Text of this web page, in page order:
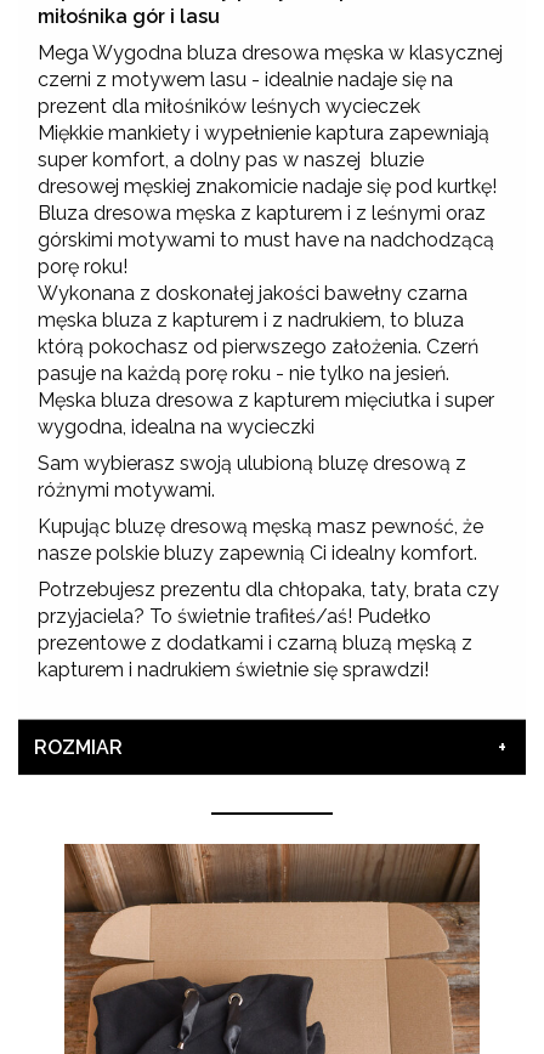
miłośnika gór i lasu
Mega Wygodna bluza dresowa męska w klasycznej
czerni z motywem lasu - idealnie nadaje się na
prezent dla miłośników leśnych wycieczek
Miękkie mankiety i wypełnienie kaptura zapewniają
super komfort, a dolny pas w naszej bluzie
dresowej męskiej znakomicie nadaje się pod kurtkę!
Bluza dresowa męska z kapturem i z leśnymi oraz
górskimi motywami to must have na nadchodzącą
porę roku!
Wykonana z doskonałej jakości bawełny czarna
męska bluza z kapturem i z nadrukiem, to bluza
którą pokochasz od pierwszego założenia. Czerń
pasuje na każdą porę roku - nie tylko na jesień.
Męska bluza dresowa z kapturem mięciutka i super
wygodna, idealna na wycieczki
Sam wybierasz swoją ulubioną bluzę dresową z
różnymi motywami.
Kupując bluzę dresową męską masz pewność, że
nasze polskie bluzy zapewnią Ci idealny komfort.
Potrzebujesz prezentu dla chłopaka, taty, brata czy
przyjaciela? To świetnie trafiłeś/aś! Pudełko
prezentowe z dodatkami i czarną bluzą męską z
kapturem i nadrukiem świetnie się sprawdzi!
ROZMIAR